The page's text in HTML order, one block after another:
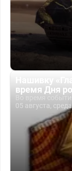
Нашивку
время Дня
Во время
05 августа, среда